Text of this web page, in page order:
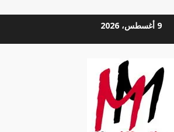
9 أغسطس، 2026